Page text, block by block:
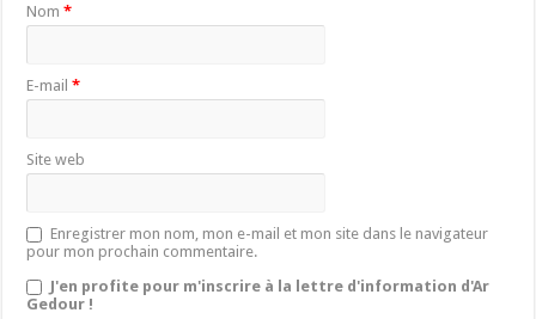
Nom*
E-mail*
Site web
Enregistrer mon nom, mon e-mail et mon site dans le navigateur
pour mon prochain commentaire.
J'en profite pour m'inscrire à la lettre d'information d'Ar
Gedour !